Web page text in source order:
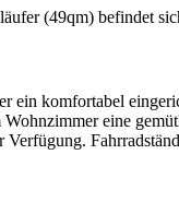
(49qm) befindet
komfortabel
eine